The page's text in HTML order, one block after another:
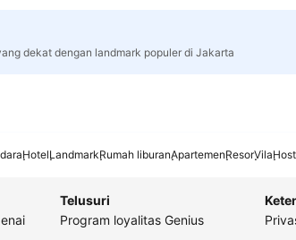
dekat dengan landmark populer di Jakarta
HotelLandmarkRumah liburanApartemenResorVila
Telusuri
Program loyalitas Genius